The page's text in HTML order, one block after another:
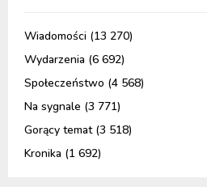
Wiadomości (13 270)
Wydarzenia (6 692)
Społeczeństwo (4 568)
Na sygnale (3 771)
Gorący temat(3 518)
Kronika (1 692)